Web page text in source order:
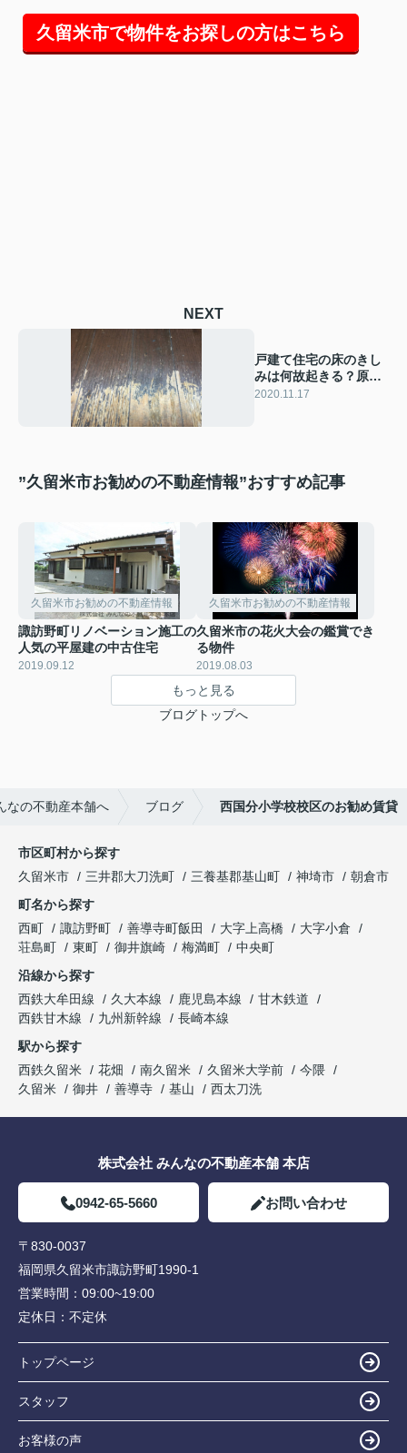
久留米市で物件をお探しの方はこちら
NEXT
戸建て住宅の床のきし
みは何故起きる？原因
と対策を解説
2020.11.17
”久留米市お勧めの不動産情報”おすすめ記事
久留米市お勧めの不動産情報
諏訪野町リノベーション施工の
人気の平屋建の中古住宅
2019.09.12
久留米市お勧めの不動産情報
久留米市の花火大会の鑑賞でき
る物件
2019.08.03
もっと見る
ブログトップへ
なの不動産本舗へ ブログ 西国分小学校校区のお勧め賃貸
市区町村から探す
久留米市
三井郡大刀洗町 三養基郡基山町 神埼市
朝倉市
町名から探す
西町
諏訪野町 善導寺町飯田 大字上高橋
大字小倉
荘島町
東町 御井旗崎 梅満町
中央町
沿線から探す
西鉄大牟田線
久大本線 鹿児島本線
甘木鉄道
西鉄甘木線
九州新幹線
長崎本線
駅から探す
西鉄久留米
花畑 南久留米 久留米大学前
今隈
久留米
御井 善導寺 基山 西太刀洗
株式会社 みんなの不動産本舗 本店
0942-65-5660 お問い合わせ
〒830-0037
福岡県久留米市諏訪野町1990-1
営業時間： 09:00~19:00
定休日： 不定休
トップページ
スタッフ
お客様の声